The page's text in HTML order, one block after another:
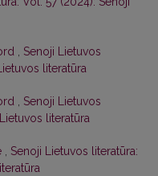
, Senoji Lietuvos
literatūra
, Senoji Lietuvos
literatūra
, Senoji Lietuvos literatūra: